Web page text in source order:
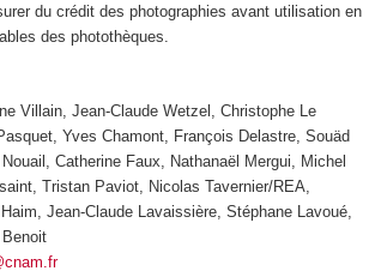
du crédit des photographies avant utilisation en
des photothèques.
Villain, Jean-Claude Wetzel, Christophe Le
Yves Chamont, François Delastre, Souäd
Catherine Faux, Nathanaël Mergui, Michel
Tristan Paviot, Nicolas Tavernier/REA,
Jean-Claude Lavaissière, Stéphane Lavoué,